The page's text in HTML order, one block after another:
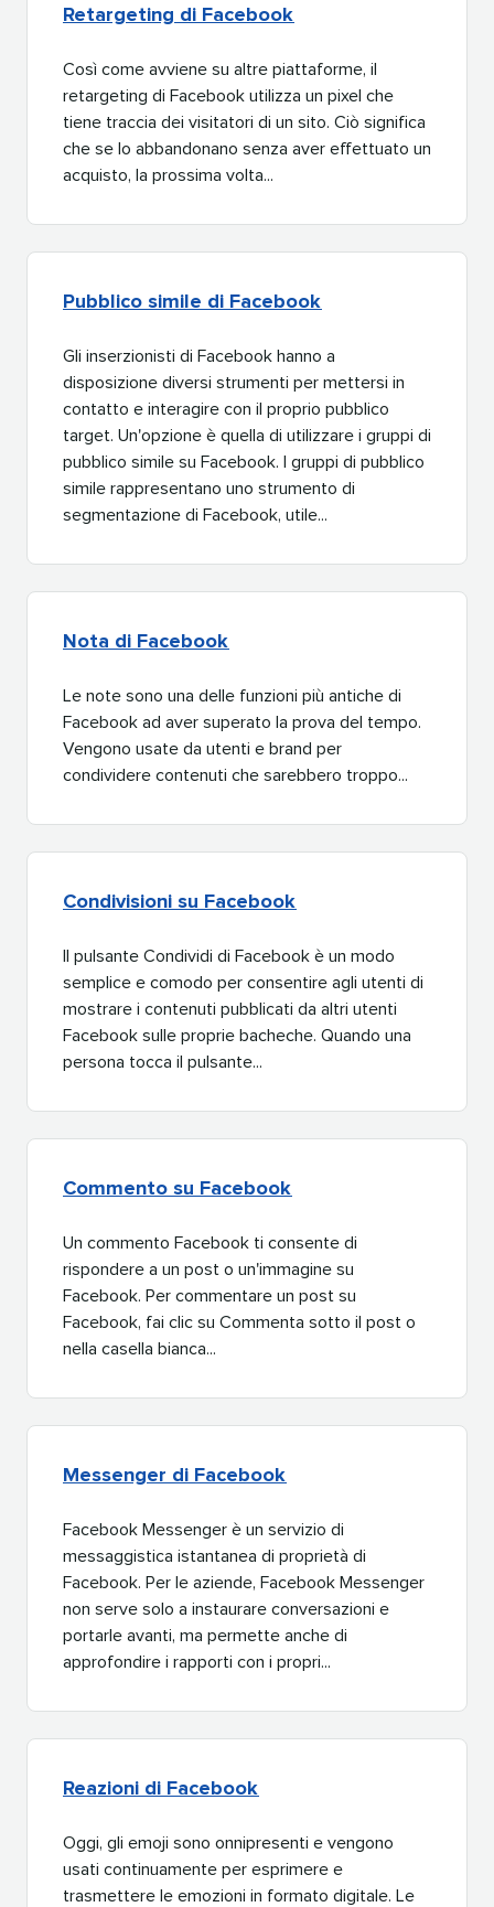
Retargeting di Facebook​​
Così come avviene su altre piattaforme, il
retargeting di Facebook utilizza un pixel che
tiene traccia dei visitatori di un sito. Ciò significa
che se lo abbandonano senza aver effettuato un
acquisto, la prossima volta...​​
Pubblico simile di Facebook​​
Gli inserzionisti di Facebook hanno a
disposizione diversi strumenti per mettersi in
contatto e interagire con il proprio pubblico
target. Un'opzione è quella di utilizzare i gruppi di
pubblico simile su Facebook. I gruppi di pubblico
simile rappresentano uno strumento di
segmentazione di Facebook, utile...​​
Nota di Facebook​​
Le note sono una delle funzioni più antiche di
Facebook ad aver superato la prova del tempo.
Vengono usate da utenti e brand per
condividere contenuti che sarebbero troppo...​​
Condivisioni su Facebook​​
Il pulsante Condividi di Facebook è un modo
semplice e comodo per consentire agli utenti di
mostrare i contenuti pubblicati da altri utenti
Facebook sulle proprie bacheche. Quando una
persona tocca il pulsante...​​
Commento su Facebook​​
Un commento Facebook ti consente di
rispondere a un post o un'immagine su
Facebook. Per commentare un post su
Facebook, fai clic su Commenta sotto il post o
nella casella bianca...​​
Messenger di Facebook​​
Facebook Messenger è un servizio di
messaggistica istantanea di proprietà di
Facebook. Per le aziende, Facebook Messenger
non serve solo a instaurare conversazioni e
portarle avanti, ma permette anche di
approfondire i rapporti con i propri...​​
Reazioni di Facebook​​
Oggi, gli emoji sono onnipresenti e vengono
usati continuamente per esprimere e
trasmettere le emozioni in formato digitale. Le